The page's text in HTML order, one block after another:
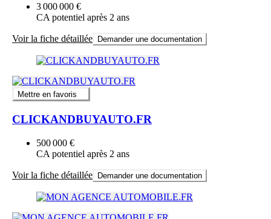
3 000 000 €
CA potentiel après 2 ans
Voir la fiche détaillée Demander une documentation
Mettre en favoris
CLICKANDBUYAUTO.FR
500 000 €
CA potentiel après 2 ans
Voir la fiche détaillée Demander une documentation